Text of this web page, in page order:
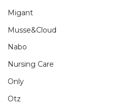
Migant
Musse&Cloud
Nabo
Nursing Care
Only
Otz